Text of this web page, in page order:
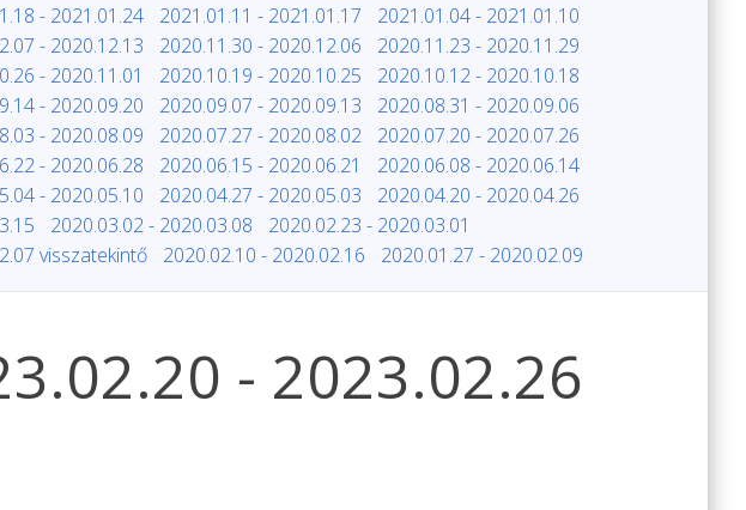
- 2021.01.24 2021.01.11 - 2021.01.17
2021.01.04 - 2021.01.10
- 2020.12.13 2020.11.30 - 2020.12.06
2020.11.23 - 2020.11.29
- 2020.11.01 2020.10.19 - 2020.10.25
2020.10.12 - 2020.10.18
- 2020.09.20 2020.09.07 - 2020.09.13
2020.08.31 - 2020.09.06
- 2020.08.09 2020.07.27 - 2020.08.02
2020.07.20 - 2020.07.26
- 2020.06.28 2020.06.15 - 2020.06.21
2020.06.08 - 2020.06.14
- 2020.05.10 2020.04.27 - 2020.05.03
2020.04.20 - 2020.04.26
2020.03.02 - 2020.03.08
2020.02.23 - 2020.03.01
visszatekintő 2020.02.10 - 2020.02.16 2020.01.27 - 2020.02.09
- 2023.02.26